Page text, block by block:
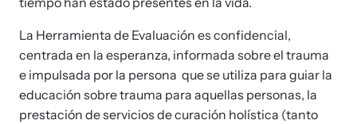
Strengthen a Center
Upcoming Training
La Herramienta de Evaluación es confidencial,
centrada en la esperanza, informada sobre el trauma
e impulsada por la persona que se utiliza para guiar la
educación sobre trauma para aquellas personas, la
prestación de servicios de curación holística (tanto